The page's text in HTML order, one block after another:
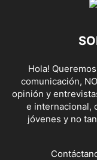
Hola!
comunicación,
opinión y
e internacional,
jóvenes y no